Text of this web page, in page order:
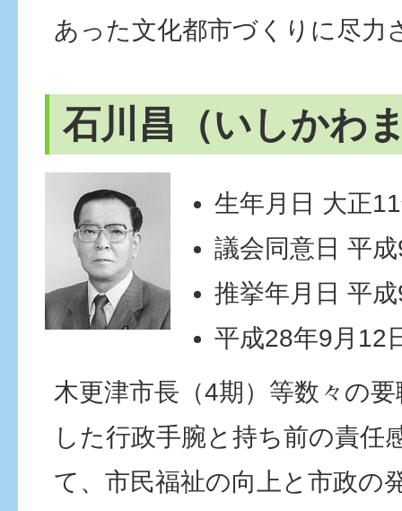
あった文化都市づくりに尽力
石川昌（いしかわ
生年月日 大正
議会同意日 平
推挙年月日 平
平成28年9月12
木更津市長（4期）等数々の
した行政手腕と持ち前の責任
て、市民福祉の向上と市政の